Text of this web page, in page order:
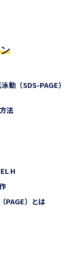
動（SDS-PAGE）
法
H
PAGE）とは